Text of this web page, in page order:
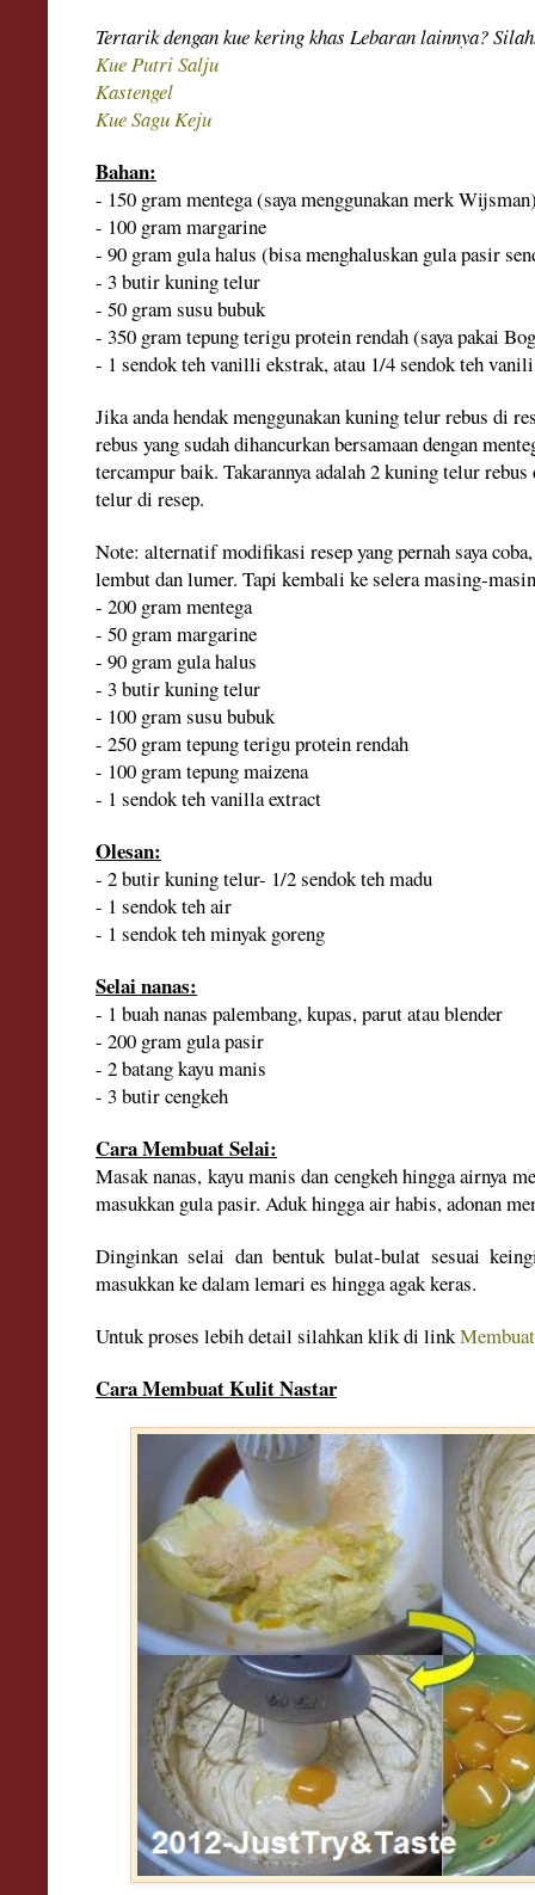
Tertarik dengan kue kering khas Lebaran lainnya?
Kue Putri Salju
Kastengel
Kue Sagu Keju
Bahan:
- 150 gram mentega (saya menggunakan merk
- 100 gram margarine
- 90 gram gula halus (bisa menghaluskan gula pasir
- 3 butir kuning telur
- 50 gram susu bubuk
- 350 gram tepung terigu protein rendah (saya pakai
- 1 sendok teh vanilli ekstrak, atau 1/4 sendok teh
Jika anda hendak menggunakan kuning telur rebus di
rebus yang sudah dihancurkan bersamaan dengan
tercampur baik. Takarannya adalah 2 kuning telur
telur di resep.
Note: alternatif modifikasi resep yang pernah saya
lembut dan lumer. Tapi kembali ke selera masing-
- 200 gram mentega
- 50 gram margarine
- 90 gram gula halus
- 3 butir kuning telur
- 100 gram susu bubuk
- 250 gram tepung terigu protein rendah
- 100 gram tepung maizena
- 1 sendok teh vanilla extract
Olesan:
- 2 butir kuning telur- 1/2 sendok teh madu
- 1 sendok teh air
- 1 sendok teh minyak goreng
Selai nanas:
- 1 buah nanas palembang, kupas, parut atau blender
- 200 gram gula pasir
- 2 batang kayu manis
- 3 butir cengkeh
Cara Membuat Selai:
Masak nanas, kayu manis dan cengkeh hingga airnya
masukkan gula pasir. Aduk hingga air habis, adonan
Dinginkan selai dan bentuk bulat-bulat sesuai
masukkan ke dalam lemari es hingga agak keras.
Untuk proses lebih detail silahkan klikdi link
Cara Membuat Kulit Nastar